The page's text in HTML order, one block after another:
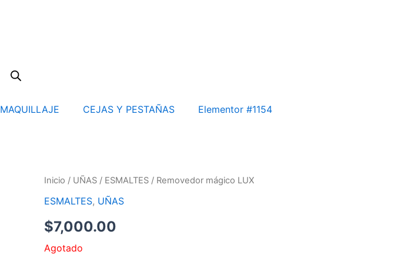
MAQUILLAJE CEJAS Y PESTAÑAS Elementor #1154
Inicio / UÑAS / ESMALTES / Removedor mágico LUX
ESMALTES, UÑAS
$7,000.00
Agotado